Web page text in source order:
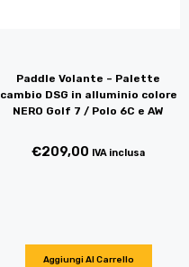
Paddle Volante – Palette
cambio DSG in alluminio colore
NERO Golf 7 / Polo 6C e AW
€209,00 IVA inclusa
Aggiungi Al Carrello